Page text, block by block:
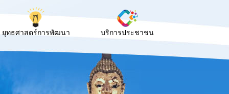
ยุทธศาสตร์การพัฒนา บริการประชาชน